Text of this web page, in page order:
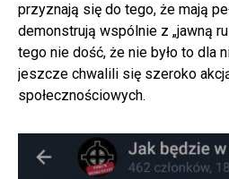
przyznają się do tego, że mają
demonstrują wspólnie z „jawną
tego nie dość, że nie było to dla
jeszcze chwalili się szeroko
społecznościowych.